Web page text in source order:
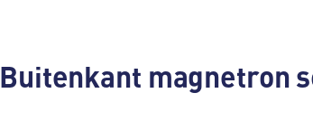
Buitenkant magnetron